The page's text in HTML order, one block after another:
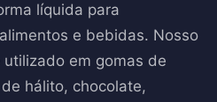
líquida para
e bebidas. Nosso
em gomas de
hálito, chocolate,